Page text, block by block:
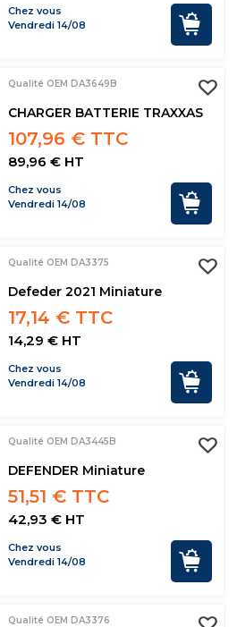
Chez vous
Vendredi 14/08
Qualité OEM DA3649B
CHARGER BATTERIE TRAXXAS
107,96 € TTC
89,96 € HT
Chez vous
Vendredi 14/08
Qualité OEM DA3375
Defeder 2021 Miniature
17,14 € TTC
14,29 € HT
Chez vous
Vendredi 14/08
Qualité OEM DA3445B
DEFENDER Miniature
51,51 € TTC
42,93 € HT
Chez vous
Vendredi 14/08
Qualité OEM DA3376